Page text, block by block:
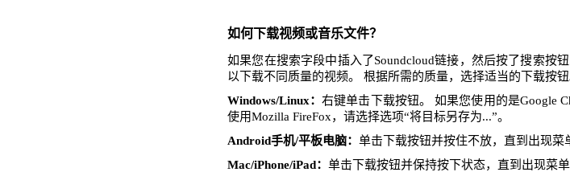
如何下载视频或音乐文件？
如果您在搜索字段中插入了Soundcloud链接，然后按了搜索按
以下载不同质量的视频。 根据所需的质量，选择适当的下载按钮
Windows/Linux：右键单击下载按钮。 如果您使用的是Google
使用Mozilla FireFox，请选择选项“将目标另存为...”。
Android手机/平板电脑： 单击下载按钮并按住不放，直到出现菜
Mac/iPhone/iPad： 单击下载按钮并保持按下状态，直到出现菜